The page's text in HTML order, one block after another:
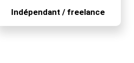
Indépendant / freelance